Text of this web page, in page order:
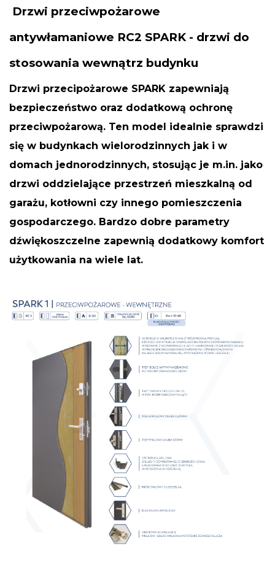
Drzwi przeciwpożarowe
antywłamaniowe RC2 SPARK - drzwi do
stosowania wewnątrz budynku
Drzwi przecipożarowe SPARK zapewniają
bezpieczeństwo oraz dodatkową ochronę
przeciwpożarową. Ten model idealnie sprawdzi
się w budynkach wielorodzinnych jak i w
domach jednorodzinnych, stosując je m.in. jako
drzwi oddzielające przestrzeń mieszkalną od
garażu, kotłowni czy innego pomieszczenia
gospodarczego. Bardzo dobre parametry
dźwiękoszczelne zapewnią dodatkowy komfort
użytkowania na wiele lat.